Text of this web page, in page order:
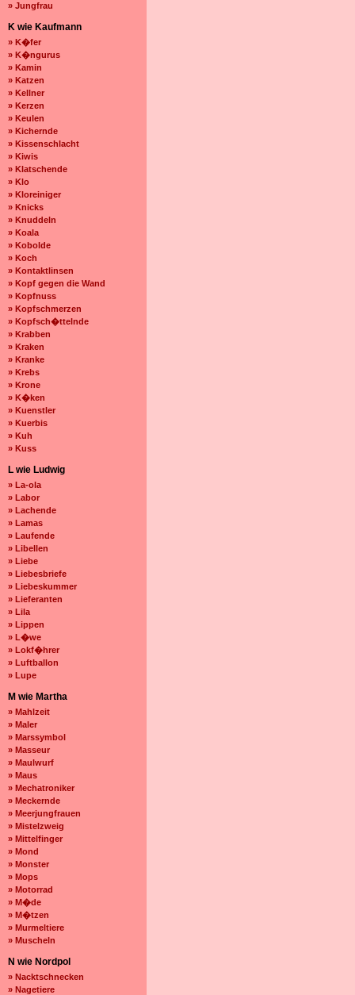
» Jungfrau
K wie Kaufmann
» K�fer
» K�ngurus
» Kamin
» Katzen
» Kellner
» Kerzen
» Keulen
» Kichernde
» Kissenschlacht
» Kiwis
» Klatschende
» Klo
» Kloreiniger
» Knicks
» Knuddeln
» Koala
» Kobolde
» Koch
» Kontaktlinsen
» Kopf gegen die Wand
» Kopfnuss
» Kopfschmerzen
» Kopfsch�ttelnde
» Krabben
» Kraken
» Kranke
» Krebs
» Krone
» K�ken
» Kuenstler
» Kuerbis
» Kuh
» Kuss
L wie Ludwig
» La-ola
» Labor
» Lachende
» Lamas
» Laufende
» Libellen
» Liebe
» Liebesbriefe
» Liebeskummer
» Lieferanten
» Lila
» Lippen
» L�we
» Lokf�hrer
» Luftballon
» Lupe
M wie Martha
» Mahlzeit
» Maler
» Marssymbol
» Masseur
» Maulwurf
» Maus
» Mechatroniker
» Meckernde
» Meerjungfrauen
» Mistelzweig
» Mittelfinger
» Mond
» Monster
» Mops
» Motorrad
» M�de
» M�tzen
» Murmeltiere
» Muscheln
N wie Nordpol
» Nacktschnecken
» Nagetiere